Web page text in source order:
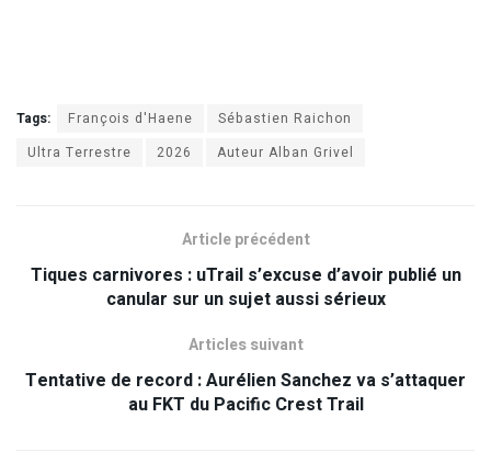
Tags: François d'Haene
Sébastien Raichon
Ultra Terrestre
2026 Auteur Alban Grivel
Article précédent
Tiques carnivores : uTrail s’excuse d’avoir publié un
canular sur un sujet aussi sérieux
Articles suivant
Tentative de record : Aurélien Sanchez va s’attaquer
au FKT du Pacific Crest Trail